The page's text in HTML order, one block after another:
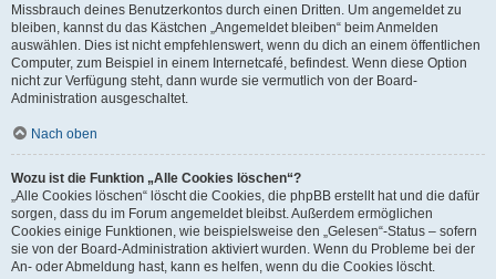
Missbrauch deines Benutzerkontos durch einen Dritten. Um angemeldet zu
bleiben, kannst du das Kästchen „Angemeldet bleiben“ beim Anmelden
auswählen. Dies ist nicht empfehlenswert, wenn du dich an einem öffentlichen
Computer, zum Beispiel in einem Internetcafé, befindest. Wenn diese Option
nicht zur Verfügung steht, dann wurde sie vermutlich von der Board-
Administration ausgeschaltet.
Nach oben
Wozu ist die Funktion „Alle Cookies löschen“?
„Alle Cookies löschen“ löscht die Cookies, die phpBB erstellt hat und die dafür
sorgen, dass du im Forum angemeldet bleibst. Außerdem ermöglichen
Cookies einige Funktionen, wie beispielsweise den „Gelesen“-Status – sofern
sie von der Board-Administration aktiviert wurden. Wenn du Probleme bei der
An- oder Abmeldung hast, kann es helfen, wenn du die Cookies löscht.